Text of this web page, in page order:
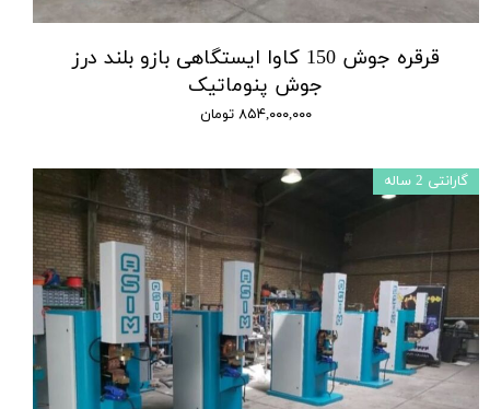
قرقره جوش 150 کاوا ایستگاهی بازو بلند درز
جوش پنوماتیک
۸۵۴,۰۰۰,۰۰۰ تومان
گارانتی 2 ساله